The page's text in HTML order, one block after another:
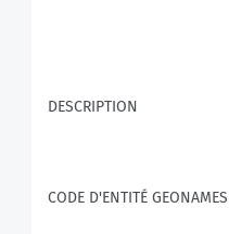
DESCRIPTION
CODE D'ENTITÉ GEONAMES